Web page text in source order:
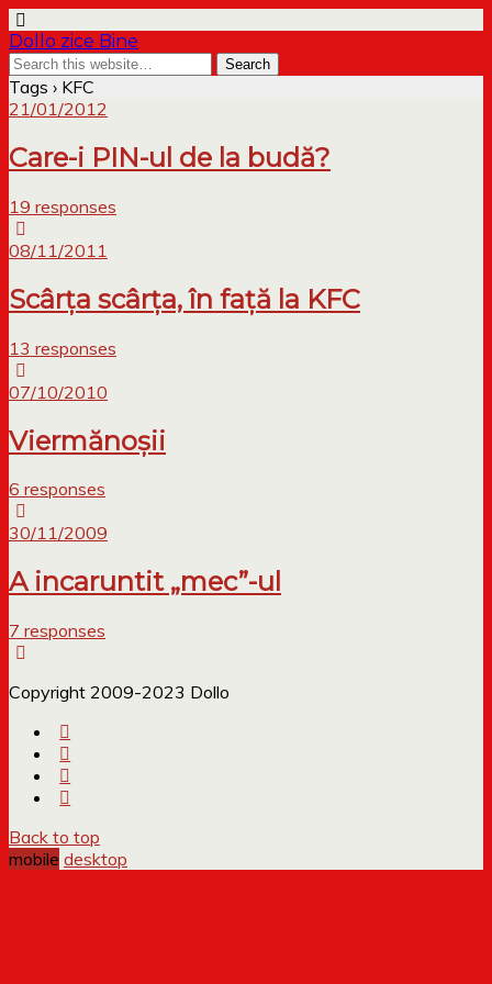
Dollo zice Bine
Tags › KFC
21/01/2012
Care-i PIN-ul de la budă?
19 responses
08/11/2011
Scârța scârța, în față la KFC
13 responses
07/10/2010
Viermănoșii
6 responses
30/11/2009
A incaruntit „mec”-ul
7 responses
Copyright 2009-2023 Dollo
Back to top
mobile desktop